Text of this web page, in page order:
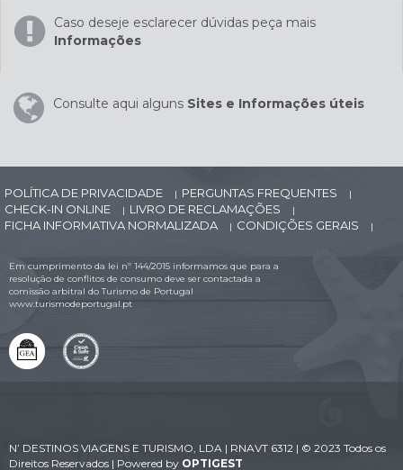
Caso deseje esclarecer dúvidas peça mais
Informações
Consulte aqui alguns Sites e Informações úteis
POLÍTICA DE PRIVACIDADE | PERGUNTAS FREQUENTES |
CHECK-IN ONLINE | LIVRO DE RECLAMAÇÕES |
FICHA INFORMATIVA NORMALIZADA | CONDIÇÕES GERAIS |
Em cumprimento da lei nº 144/2015 informamos que para a
resolução de conflitos de consumo deve ser contactada a
comissão arbitral do Turismo de Portugal
www.turismodeportugal.pt
N’ DESTINOS VIAGENS E TURISMO, LDA | RNAVT 6312 | © 2023 Todos os
Direitos Reservados | Powered by OPTIGEST